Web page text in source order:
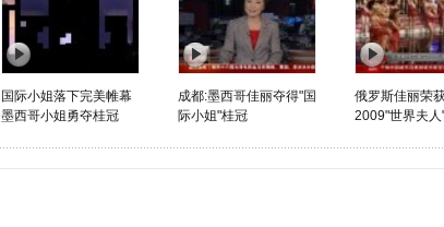
国际小姐落下完美帷幕
墨西哥小姐勇夺桂冠
成都:墨西哥佳丽夺得"国
际小姐"桂冠
俄罗斯佳丽荣
2009"世界夫人